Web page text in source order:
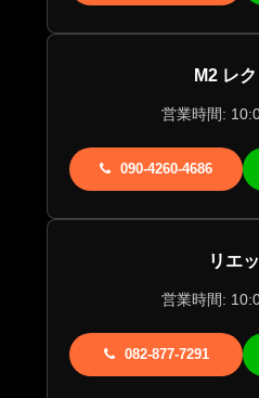
M2 レ
営業時間:
090-4260-4686
リエ
営業時間:
082-877-7291